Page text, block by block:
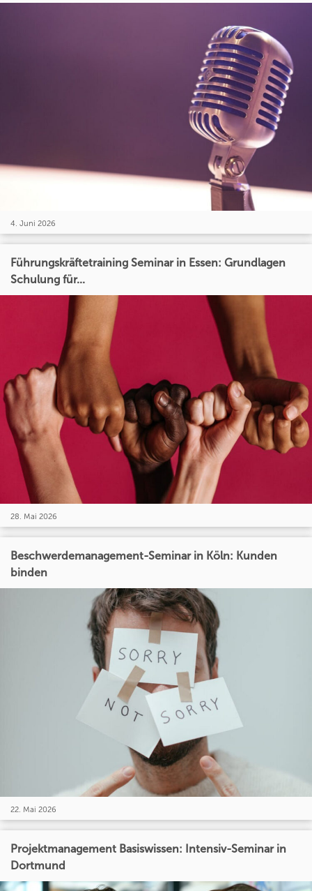
4. Juni 2026
Führungskräftetraining Seminar in Essen: Grundlagen
Schulung für...
28. Mai 2026
Beschwerdemanagement-Seminar in Köln: Kunden
binden
22. Mai 2026
Projektmanagement Basiswissen: Intensiv-Seminar in
Dortmund